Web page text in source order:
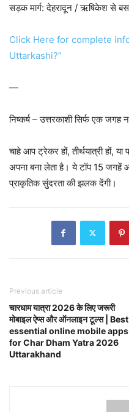
सड़क मार्ग: देहरादून / ऋषिकेश से बस
Click Here for complete
Uttarkashi?”
—
निष्कर्ष – उत्तरकाशी सिर्फ एक जगह
चाहे आप ट्रेकर हों, तीर्थयात्री हों,
अपना बना लेता है। ये टॉप 15 जगहें
प्राकृतिक सुंदरता की झलक देंगी।
Previous article
चारधाम यात्रा 2026 के लिए जरूरी
मोबाइल ऐप्स और ऑनलाइन टूल्स | Best
essential online mobile apps
for Char Dham Yatra 2026
Uttarakhand